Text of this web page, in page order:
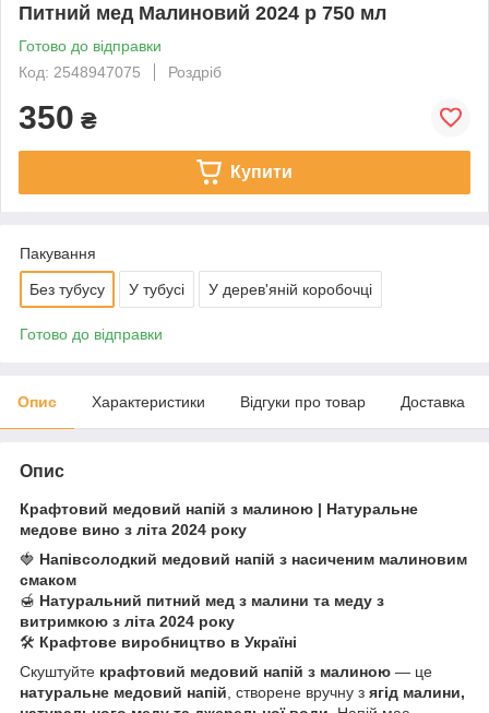
Питний мед Малиновий 2024 р 750 мл
Готово до відправки
Код: 2548947075
Роздріб
350 ₴
Купити
Пакування
Без тубусу У тубусі У дерев'яній коробочці
Готово до відправки
Опис Характеристики Відгуки про товар Доставка
Опис
Крафтовий медовий напій з малиною | Натуральне
медове вино з літа 2024 року
🍓 Напівсолодкий медовий напій з насиченим малиновим
смаком
🍯 Натуральний питний мед з малини та меду з
витримкою з літа 2024 року
🛠️ Крафтове виробництво в Україні
Скуштуйте крафтовий медовий напій з малиною — це
натуральне медовий напій , створене вручну з ягід малини,